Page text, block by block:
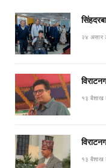
२४ असार
१३ बैशाख
१३ बैशाख